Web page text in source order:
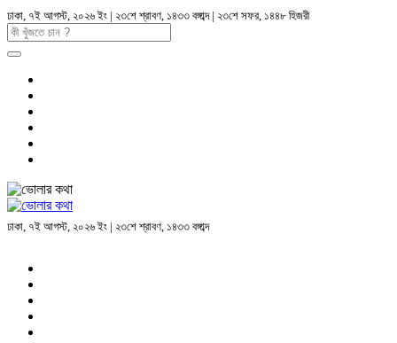
ঢাকা, ৭ই আগস্ট, ২০২৬ ইং | ২৩শে শ্রাবণ, ১৪৩৩ বঙ্গাব্দ | ২৩শে সফর, ১৪৪৮ হিজরী
ঢাকা, ৭ই আগস্ট, ২০২৬ ইং | ২৩শে শ্রাবণ, ১৪৩৩ বঙ্গাব্দ